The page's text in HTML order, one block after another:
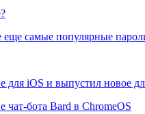
еще самые популярные
для iOS и выпустил новое
чат-бота Bard в ChromeOS